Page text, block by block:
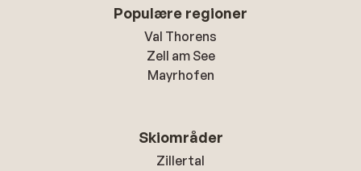
Populære regioner
Val Thorens
Zell am See
Mayrhofen
Skiområder
Zillertal